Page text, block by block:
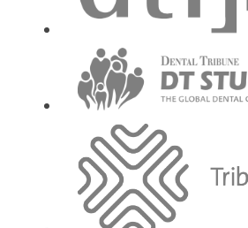
Lékař – dentální hygienistka –
pacient a jejich role při
úspěšné paro léčbě